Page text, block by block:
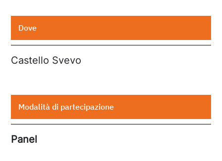
Dove
Castello Svevo
Modalità di partecipazione
Panel